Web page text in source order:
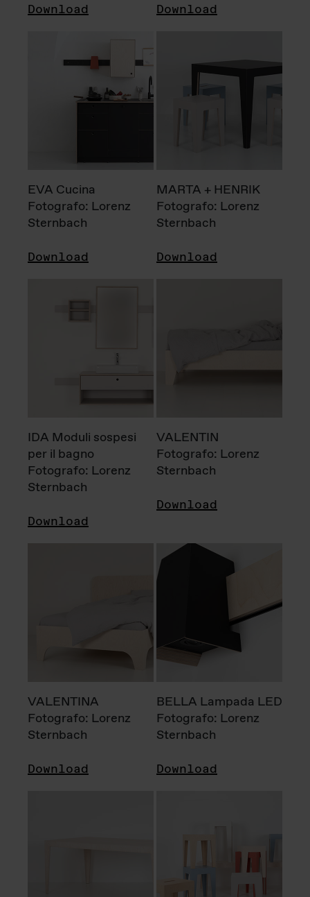
Download Download
EVA Cucina
Fotografo: Lorenz
Sternbach
Download
MARTA + HENRIK
Fotografo: Lorenz
Sternbach
Download
IDA Moduli sospesi
per il bagno
Fotografo: Lorenz
Sternbach
Download
VALENTIN
Fotografo: Lorenz
Sternbach
Download
VALENTINA
Fotografo: Lorenz
Sternbach
Download
BELLA Lampada LED
Fotografo: Lorenz
Sternbach
Download